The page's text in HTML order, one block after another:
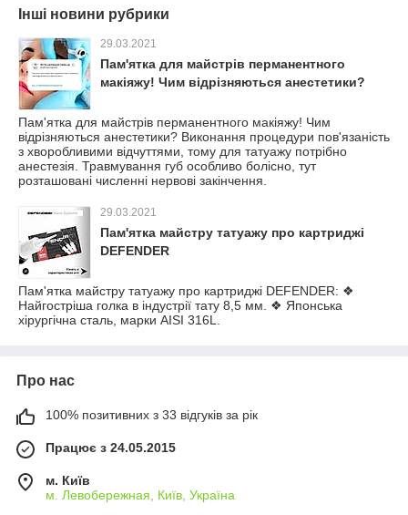
Інші новини рубрики
29.03.2021
Пам'ятка для майстрів перманентного
макіяжу! Чим відрізняються анестетики?
Пам'ятка для майстрів перманентного макіяжу! Чим
відрізняються анестетики? Виконання процедури пов'язаність
з хворобливими відчуттями, тому для татуажу потрібно
анестезія. Травмування губ особливо болісно, тут
розташовані численні нервові закінчення.
29.03.2021
Пам'ятка майстру татуажу про картриджі
DEFENDER
Пам'ятка майстру татуажу про картриджі DEFENDER: ❖
Найгостріша голка в індустрії тату 8,5 мм. ❖ Японська
хірургічна сталь, марки AISI 316L.
Про нас
100% позитивних з 33 відгуків за рік
Працює з 24.05.2015
м. Київ
м. Левобережная, Київ, Україна